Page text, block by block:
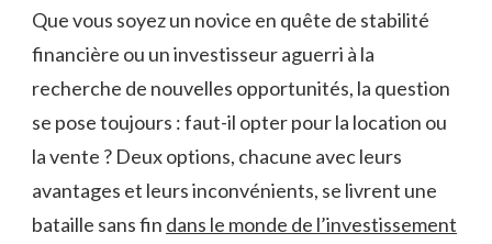
Que vous soyez un novice en ‌quête de stabilité
financière ou ⁤un investisseur ⁢aguerri à la
recherche de nouvelles opportunités, la question
se pose toujours ⁣: faut-il ⁤opter pour la location ⁣ou
la vente ? Deux options, chacune avec leurs
avantages et leurs inconvénients, se livrent une
bataille sans fin dans‍ le monde⁣ de l’investissement